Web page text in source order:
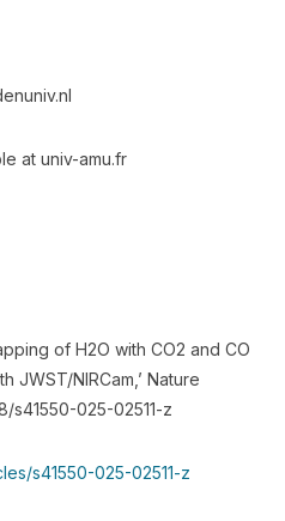
at univ-amu.fr
of H2O with CO2 and CO
JWST/NIRCam,’ Nature
s41550-025-02511-z
s41550-025-02511-z